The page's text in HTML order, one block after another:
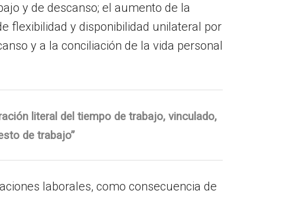
y de descanso; el aumento de la
flexibilidad y disponibilidad unilateral por
y a la conciliación de la vida personal
literal del tiempo de trabajo, vinculado,
de trabajo”
laborales, como consecuencia de